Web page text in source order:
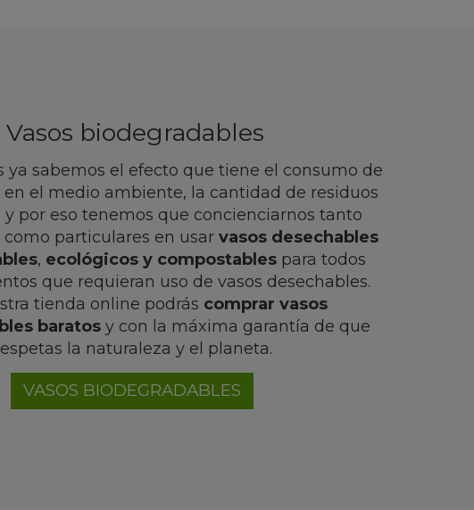
Vasos biodegradables
ya sabemos el efecto que tiene el consumo de
en el medio ambiente, la cantidad de residuos
y por eso tenemos que concienciarnos tanto
como particulares en usarvasos desechables
, ecológicos y compostables para todos
que requieran uso de vasos desechables.
tienda online podrás comprar vasos
baratos y con la máxima garantía de que
la naturaleza y el planeta.
VASOS BIODEGRADABLES